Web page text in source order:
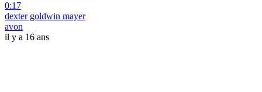
0:17
dexter goldwin mayer
avon
il y a 16 ans